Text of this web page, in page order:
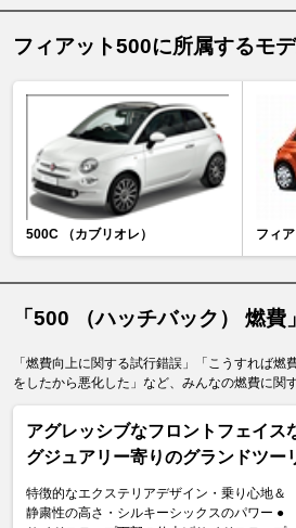
フィアット500に所属するモ
500C （カブリオレ） フィ
「500 （ハッチバック） 燃
「燃費向上に関する試行錯誤」「こうすれば燃
をしたから悪化した」など、みんなの燃費に関
アグレッシブなフロントフェイス
グジュアリー寄りのグランドツー
特徴的なエクステリアデザイン・乗り心地＆
静粛性の高さ・シルキーシックスのパワー ●